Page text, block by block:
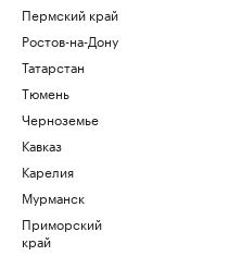
Пермский край
Ростов-на-Дону
Татарстан
Тюмень
Черноземье
Кавказ
Карелия
Мурманск
Приморский
край